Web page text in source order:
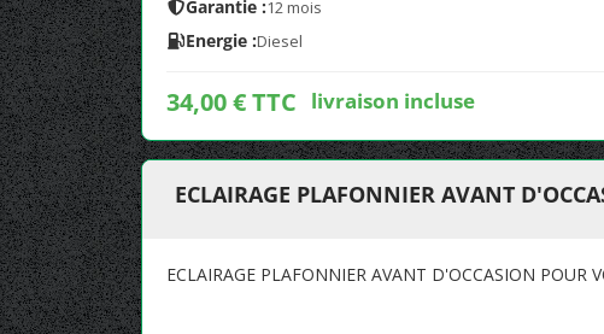
Garantie :12 mois
Energie :Diesel
34,00 € TTC livraison incluse
ECLAIRAGE PLAFONNIER AVANT
ECLAIRAGE PLAFONNIER AVANT D'OCCASION POUR